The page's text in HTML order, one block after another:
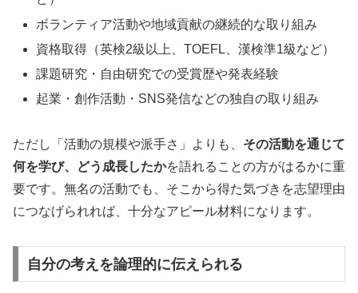
ボランティア活動や地域貢献の継続的な取り組み
資格取得（英検2級以上、TOEFL、漢検準1級など）
課題研究・自由研究での受賞歴や発表経験
起業・創作活動・SNS発信などの独自の取り組み
ただし「活動の規模や派手さ」よりも、 その活動を通じて
何を学び、どう成長したかを語れることの方がはるかに重
要です。無名の活動でも、そこから得た気づきを志望理由
につなげられれば、十分なアピール材料になります。
自分の考えを論理的に伝えられる